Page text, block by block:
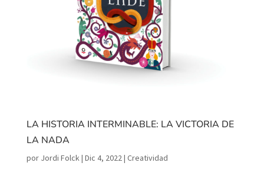
LA HISTORIA INTERMINABLE: LA VICTORIA DE
LA NADA
por Jordi Folck| Dic 4, 2022| Creatividad